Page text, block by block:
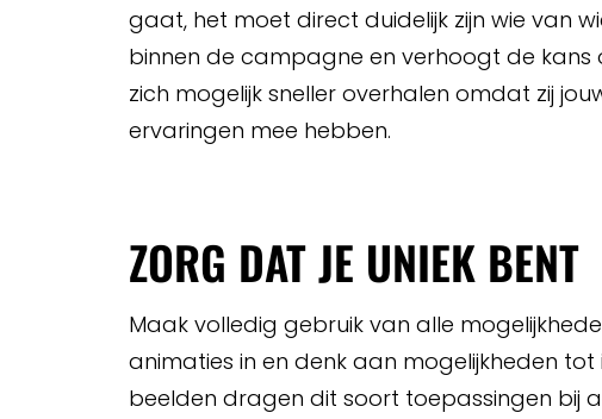
gaat, het moet direct duidelijk zijn wie van
binnen de campagne en verhoogt de kans
zich mogelijk sneller overhalen omdat zij
ervaringen mee hebben.
ZORG DAT JE UNIEK BENT
Maak volledig gebruik van alle
animaties in en denk aan mogelijkheden
beelden dragen dit soort toepassingen bij